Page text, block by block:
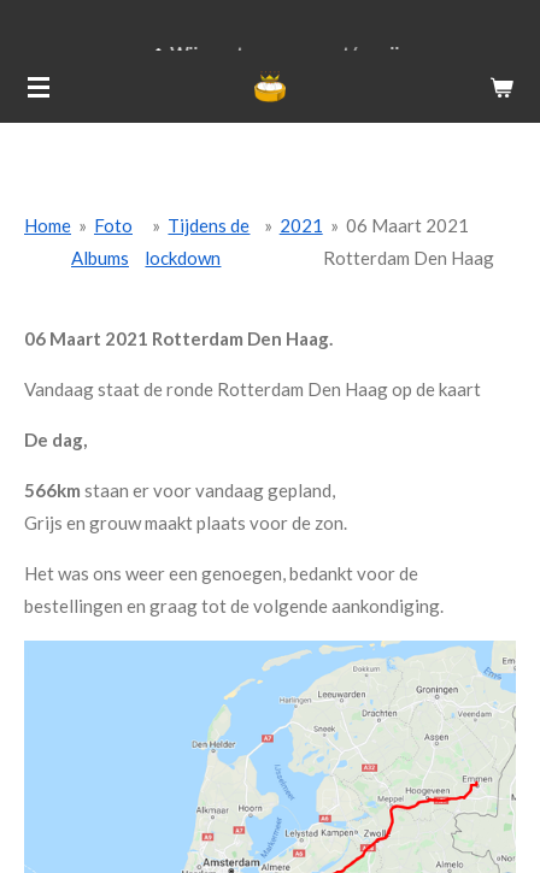
naar
de
Wij versturen van ma t/m vrij
Home » Foto
Albums
» Tijdens de
lockdown
» 2021 » 06 Maart 2021
Rotterdam Den Haag
06 Maart 2021 Rotterdam Den Haag.
Vandaag staat de ronde Rotterdam Den Haag op de kaart
De dag,
566km staan er voor vandaag gepland,
Grijs en grouw maakt plaats voor de zon.
Het was ons weer een genoegen, bedankt voor de
bestellingen en graag tot de volgende aankondiging.